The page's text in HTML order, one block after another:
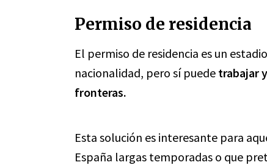
Permiso de residencia
El permiso de residencia es un
nacionalidad, pero sí puede trabajar
fronteras.
Esta solución es interesante para
España largas temporadas o que